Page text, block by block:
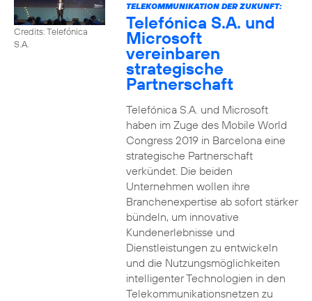
Credits: Telefónica
S.A.
TELEKOMMUNIKATION DER ZUKUNFT:
Telefónica S.A. und
Microsoft
vereinbaren
strategische
Partnerschaft
Telefónica S.A. und Microsoft
haben im Zuge des Mobile World
Congress 2019 in Barcelona eine
strategische Partnerschaft
verkündet. Die beiden
Unternehmen wollen ihre
Branchenexpertise ab sofort stärker
bündeln, um innovative
Kundenerlebnisse und
Dienstleistungen zu entwickeln
und die Nutzungsmöglichkeiten
intelligenter Technologien in den
Telekommunikationsnetzen zu